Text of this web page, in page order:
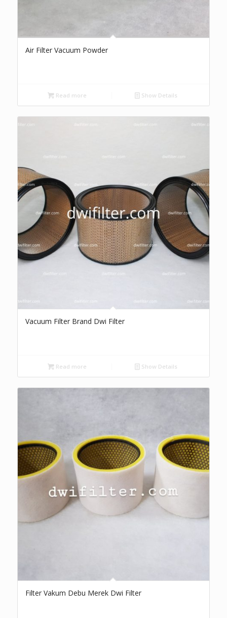
Air Filter Vacuum Powder
Read more Show Details
Vacuum Filter Brand Dwi Filter
Read more Show Details
Filter Vakum Debu Merek Dwi Filter